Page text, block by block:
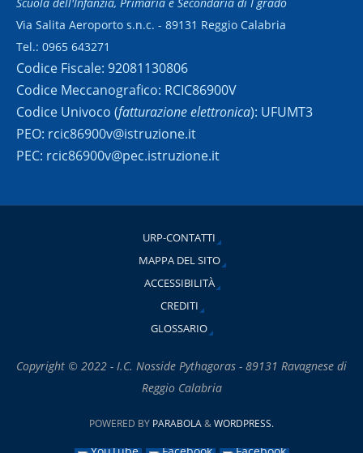
Scuola dell'Infanzia, Primaria e Secondaria di I grado
Via Salita Aeroporto s.n.c. - 89131 Reggio Calabria
Tel.: 0965 643271
Codice Fiscale: 92081130806
Codice Meccanografico: RCIC86900V
Codice Univoco (fatturazione elettronica): UFUMT3
PEO: rcic86900v@istruzione.it
PEC: rcic86900v@pec.istruzione.it
URP-CONTATTI
MAPPA DEL SITO
ACCESSIBILITÀ
CREDITI
GLOSSARIO
Copyright © 2022 - I.C. Nosside Pythagoras - 89131 Ravagnese di
Reggio Calabria
POWERED BY PARABOLA&WORDPRESS.